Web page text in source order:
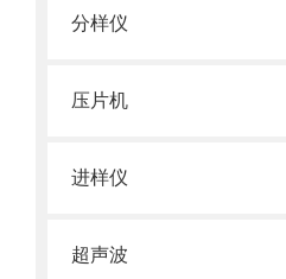
分样仪
压片机
进样仪
超声波